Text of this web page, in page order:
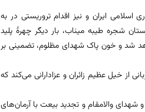
ایران و نیز اقدام تروریستی در به
شجره طیبه میناب، بار دیگر چهرهٔ پلید
شد و خون پاک شهدای مظلوم، تضمینی بر
از خیل عظیم زائران و عزادارانی می‌کند که
والامقام و تجدید بیعت با آرمان‌های